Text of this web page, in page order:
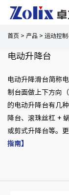
首页 > 产品 > 运动控
电动升降台
电动升降滑台简称
制台面做上下方向
的电动升降台有几
降台、滚珠丝杠 +
或剪式升降台等。
指南】